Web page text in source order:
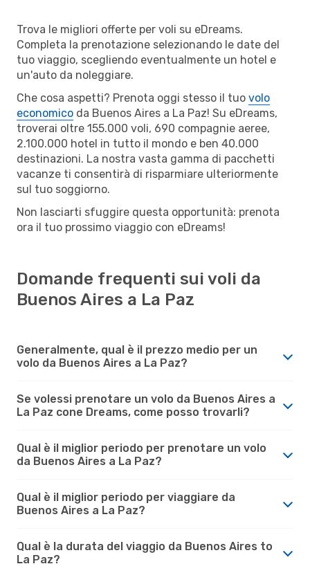
Trova le migliori offerte per voli su eDreams.
Completa la prenotazione selezionando le date del
tuo viaggio, scegliendo eventualmente un hotel e
un'auto da noleggiare.
Che cosa aspetti? Prenota oggi stesso il tuo volo
economico da Buenos Aires a La Paz! Su eDreams,
troverai oltre 155.000 voli, 690 compagnie aeree,
2.100.000 hotel in tutto il mondo e ben 40.000
destinazioni. La nostra vasta gamma di pacchetti
vacanze ti consentirà di risparmiare ulteriormente
sul tuo soggiorno.
Non lasciarti sfuggire questa opportunità: prenota
ora il tuo prossimo viaggio con eDreams!
Domande frequenti sui voli da
Buenos Aires a La Paz
Generalmente, qual è il prezzo medio per un
volo da Buenos Aires a La Paz?
Se volessi prenotare un volo da Buenos Aires a
La Paz cone Dreams, come posso trovarli?
Qual è il miglior periodo per prenotare un volo
da Buenos Aires a La Paz?
Qual è il miglior periodo per viaggiare da
Buenos Aires a La Paz?
Qual è la durata del viaggio da Buenos Aires to
La Paz?